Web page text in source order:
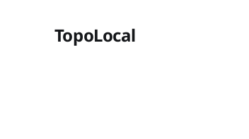
TopoLocal